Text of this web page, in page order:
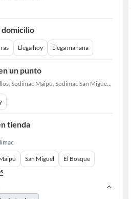
domicilio
Llega hoy Llega mañana
un punto
Sodimac Cerrillos, Sodimac Maipú, Sodimac San Miguel, Sodimac El Bosque, Sodimac San Bernardo, Constructor Cantagallo, Sodimac Talagante, Sodimac San Fernando
tienda
San Miguel
El Bosque